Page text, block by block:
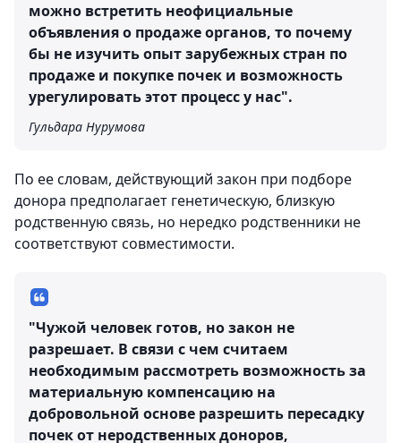
можно встретить неофициальные
объявления о продаже органов, то почему
бы не изучить опыт зарубежных стран по
продаже и покупке почек и возможность
урегулировать этот процесс у нас".
Гульдара Нурумова
По ее словам, действующий закон при подборе
донора предполагает генетическую, близкую
родственную связь, но нередко родственники не
соответствуют совместимости.
"Чужой человек готов, но закон не
разрешает. В связи с чем считаем
необходимым рассмотреть возможность за
материальную компенсацию на
добровольной основе разрешить пересадку
почек от неродственных доноров,